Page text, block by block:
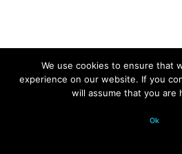
Comments are closed.
© 2026 科學月刊五十年
We use cookies to ensure that
experience on our website. If you
will assume that you are
Ok